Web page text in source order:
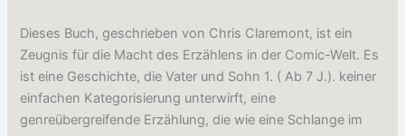
Dieses Buch, geschrieben von Chris Claremont, ist ein
Zeugnis für die Macht des Erzählens in der Comic-Welt. Es
ist eine Geschichte, die Vater und Sohn 1. ( Ab 7 J.). keiner
einfachen Kategorisierung unterwirft, eine
genreübergreifende Erzählung, die wie eine Schlange im